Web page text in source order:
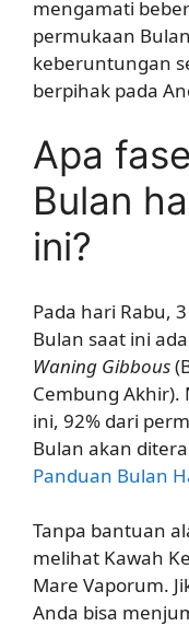
mengamati
permukaan
keberuntungan
berpihak pada
Apa fase
Bulan
ini?
Pada hari Rabu,
Bulan saat ini
Waning Gibbous
Cembung Akhir).
ini, 92% dari
Bulan akan
Panduan Bulan
Tanpa bantuan
melihat Kawah
Mare Vaporum.
Anda bisa